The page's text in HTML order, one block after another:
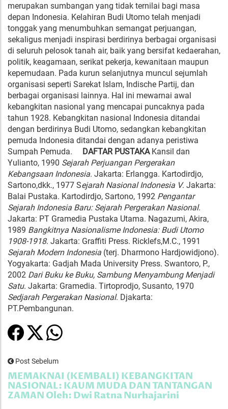
merupakan sumbangan yang tidak ternilai bagi masa
depan Indonesia. Kelahiran Budi Utomo telah menjadi
tonggak yang menumbuhkan semangat perjuangan,
sekaligus menjadi inspirasi berdirinya berbagai organisasi
di seluruh pelosok tanah air, baik yang bersifat kedaerahan,
politik, keagamaan, serikat pekerja, kewanitaan maupun
kepemudaan. Pada kurun selanjutnya muncul sejumlah
organisasi seperti Sarekat Islam, Indische Partij, dan
berbagai organisasi lainnya. Hal ini mewarnai awal
kebangkitan nasional yang mencapai puncaknya pada
tahun 1928. Kebangkitan nasional Indonesia ditandai
dengan berdirinya Budi Utomo, sedangkan kebangkitan
pemuda Indonesia ditandai dengan adanya peristiwa
Sumpah Pemuda. DAFTAR PUSTAKAKansil dan
Yulianto, 1990 Sejarah Perjuangan Pergerakan
Kebangsaan Indonesia. Jakarta: Erlangga. Kartodirdjo,
Sartono,dkk., 1977 Sejarah Nasional Indonesia V. Jakarta:
Balai Pustaka. Kartodirdjo, Sartono, 1992 Pengantar
Sejarah Indonesia Baru: Sejarah Pergerakan Nasional.
Jakarta: PT Gramedia Pustaka Utama. Nagazumi, Akira,
1989 Bangkitnya Nasionalisme Indonesia: Budi Utomo
1908-1918. Jakarta: Graffiti Press. Ricklefs,M.C., 1991
Sejarah Modern Indonesia (terj. Dharmono Hardjowidjono).
Yogyakarta: Gadjah Mada University Press. Swantoro, P.,
2002 Dari Buku ke Buku, Sambung Menyambung Menjadi
Satu. Jakarta: Gramedia. Tirtoprodjo, Susanto, 1970
Sedjarah Pergerakan Nasional. Djakarta:
PT.Pembangunan.
Post Sebelum
MEMAKNAI (KEMBALI) KEBANGKITAN
NASIONAL: KAUM MUDA DAN TANTANGAN
ZAMAN Oleh: Dwi Ratna Nurhajarini